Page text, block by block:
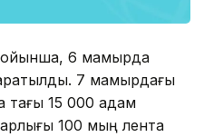
бойынша, 6 мамырда
7 мамырдағы
тағы 15 000 адам
100 мың лента